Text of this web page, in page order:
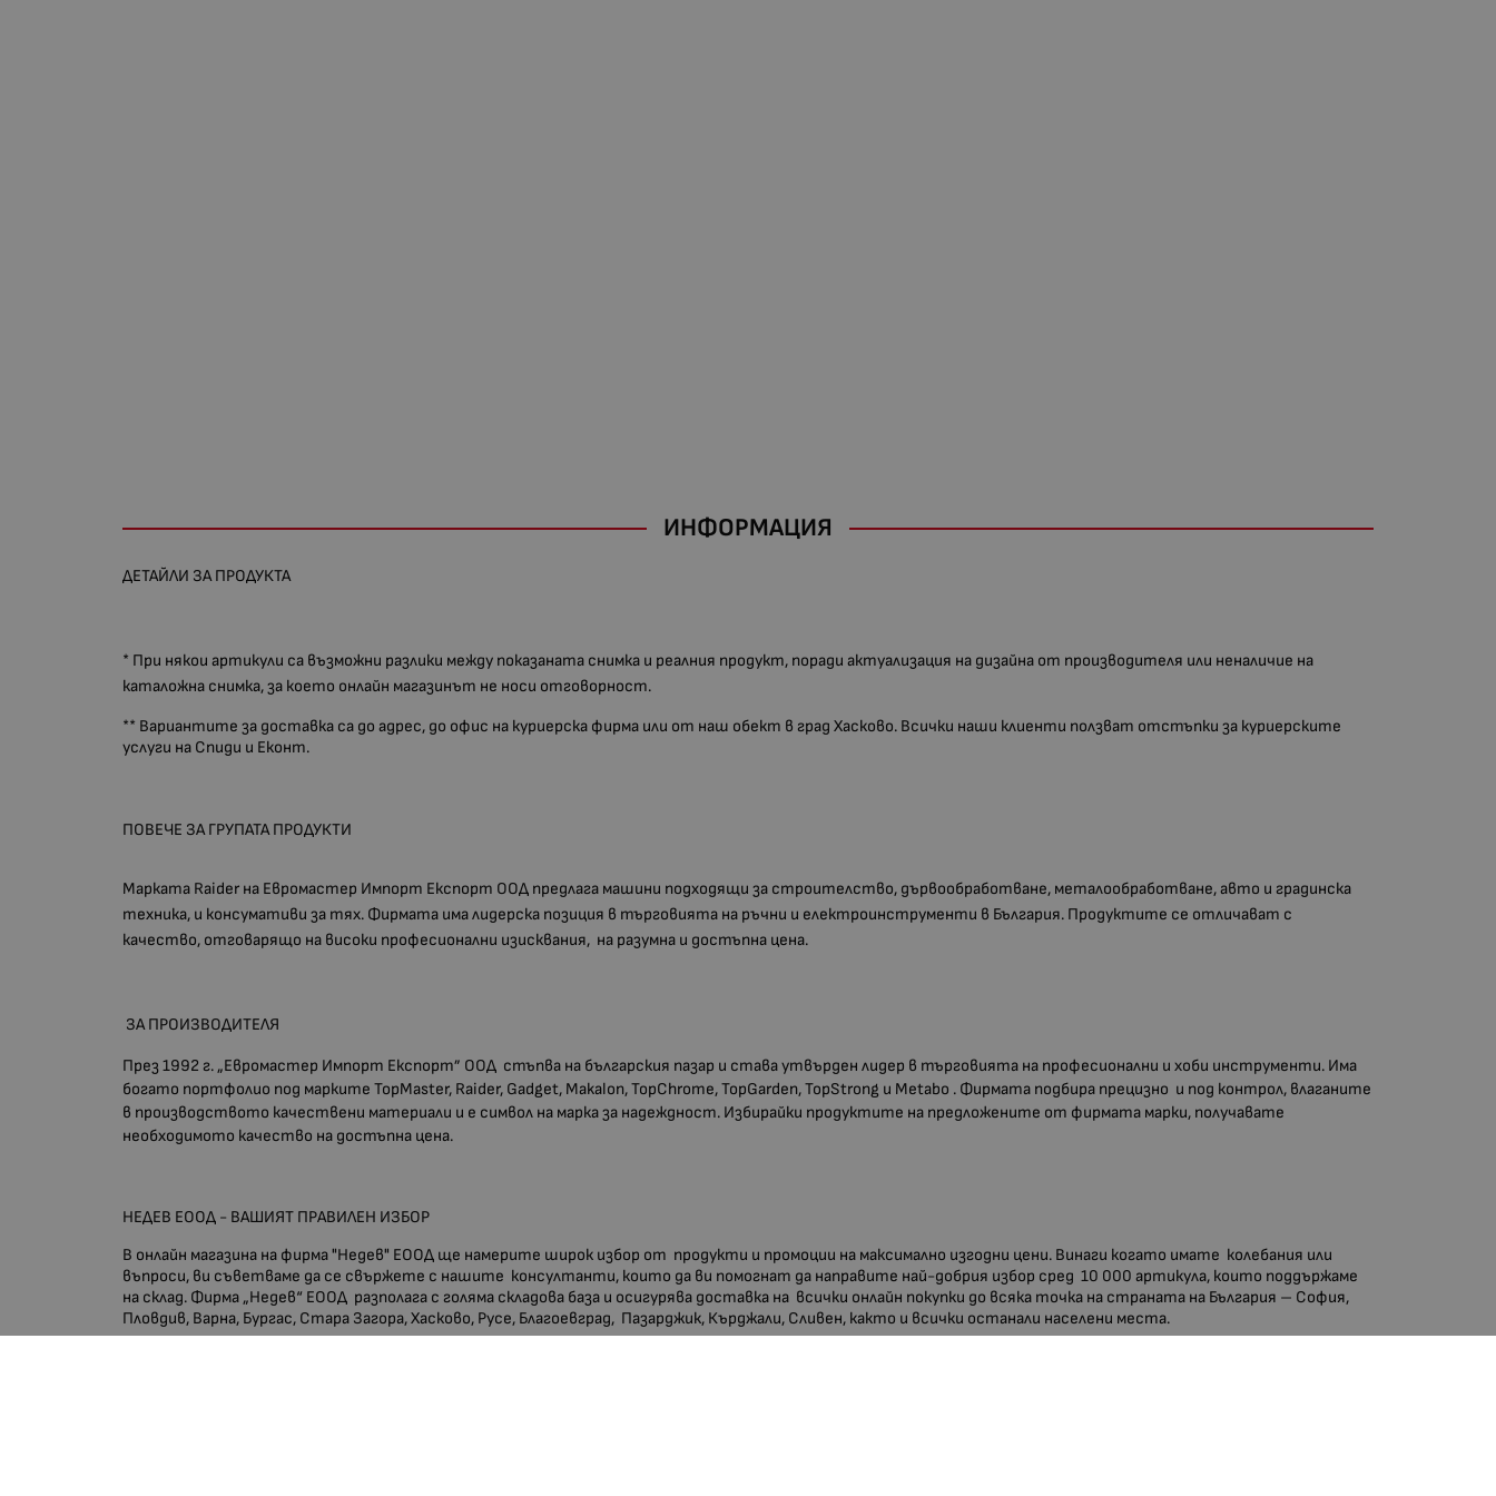
ИНФОРМАЦИЯ
ДЕТАЙЛИ ЗА ПРОДУКТА
* При някои артикули са възможни разлики между показаната снимка и реалния продукт, поради актуализация на дизайна от производителя или неналичие на
каталожна снимка, за което онлайн магазинът не носи отговорност.
** Вариантите за доставка са до адрес, до офис на куриерска фирма или от наш обект в град Хасково. Всички наши клиенти ползват отстъпки за куриерските
услуги на Спиди и Еконт.
ПОВЕЧЕ ЗА ГРУПАТА ПРОДУКТИ
Марката Raider на Евромастер Импорт Експорт ООД предлага машини подходящи за строителство, дървообработване, металообработване, авто и градинска
техника, и консумативи за тях. Фирмата има лидерска позиция в търговията на ръчни и електроинструменти в България. Продуктите се отличават с
качество, отговарящо на високи професионални изисквания, на разумна и достъпна цена.
ЗА ПРОИЗВОДИТЕЛЯ
През 1992 г. „Евромастер Импорт Експорт” ООД стъпва на българския пазар и става утвърден лидер в търговията на професионални и хоби инструменти. Има
богато портфолио под марките TopMaster, Raider, Gadget, Makalon, TopChrome, TopGarden, TopStrong и Metabo . Фирмата подбира прецизно и под контрол, влаганите
в производството качествени материали и е символ на марка за надеждност. Избирайки продуктите на предложените от фирмата марки, получавате
необходимото качество на достъпна цена.
НЕДЕВ ЕООД - ВАШИЯТ ПРАВИЛЕН ИЗБОР
В онлайн магазина на фирма "Недев" ЕООД ще намерите широк избор от продукти и промоции на максимално изгодни цени. Винаги когато имате колебания или
въпроси, ви съветваме да се свържете с нашите консултанти, които да ви помогнат да направите най-добрия избор сред 10 000 артикула, които поддържаме
на склад. Фирма „Недев“ ЕООД разполага с голяма складова база и осигурява доставка на всички онлайн покупки до всяка точка на страната на България – София,
Пловдив, Варна, Бургас, Стара Загора, Хасково, Русе, Благоевград, Пазарджик, Кърджали, Сливен, както и всички останали населени места.